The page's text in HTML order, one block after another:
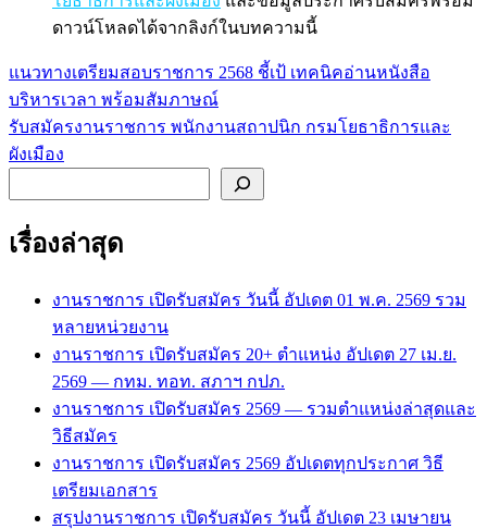
ดาวน์โหลดได้จากลิงก์ในบทความนี้
แนะแนว
เรื่อง
แนวทางเตรียมสอบราชการ 2568 ชี้เป้ เทคนิคอ่านหนังสือ
บริหารเวลา พร้อมสัมภาษณ์
รับสมัครงานราชการ พนักงานสถาปนิก กรมโยธาธิการและ
ผังเมือง
เรื่องล่าสุด
งานราชการ เปิดรับสมัคร วันนี้ อัปเดต 01 พ.ค. 2569 รวม
หลายหน่วยงาน
งานราชการ เปิดรับสมัคร 20+ ตำแหน่ง อัปเดต 27 เม.ย.
2569 — กทม. ทอท. สภาฯ กปภ.
งานราชการ เปิดรับสมัคร 2569 — รวมตำแหน่งล่าสุดและ
วิธีสมัคร
งานราชการ เปิดรับสมัคร 2569 อัปเดตทุกประกาศ วิธี
เตรียมเอกสาร
สรุปงานราชการ เปิดรับสมัคร วันนี้ อัปเดต 23 เมษายน